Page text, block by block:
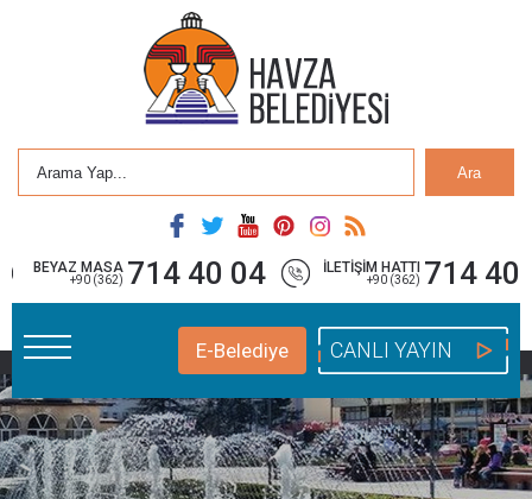
Ara
İLETİŞİM HATTI
+90 (362) 714 40
BEYAZ MASA
+90 (362) 714 40 04
E-Belediye CANLI YAYIN